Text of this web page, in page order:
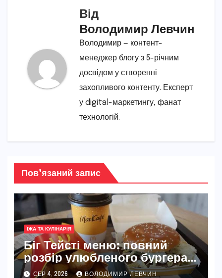
Від
Володимир Левчин
Володимир — контент-
менеджер блогу з 5-річним
досвідом у створенні
захопливого контенту. Експерт
у digital-маркетингу, фанат
технологій.
Пов’язаний запис
ЇЖА ТА КУЛІНАРІЯ
Біг Тейсті меню: повний
розбір улюбленого бургера
McDonald’s
СЕР 4, 2026 ВОЛОДИМИР ЛЕВЧИН